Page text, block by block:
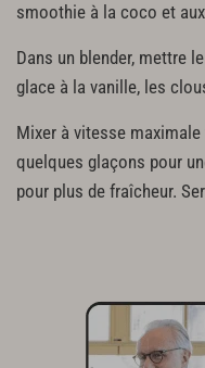
smoothie à la coco et
Dans un blender, mettre
glace à la vanille, les
Mixer à vitesse
quelques glaçons pour
pour plus de fraîcheur.